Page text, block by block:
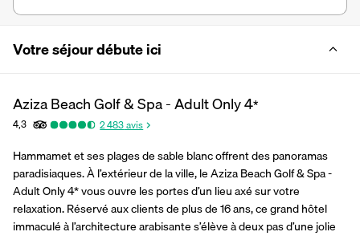
Votre séjour débute ici
Aziza Beach Golf & Spa - Adult Only4*
4,3 2 483avis
Hammamet et ses plages de sable blanc offrent des panoramas
paradisiaques. À l’extérieur de la ville, le Aziza Beach Golf & Spa -
Adult Only 4* vous ouvre les portes d’un lieu axé sur votre
relaxation. Réservé aux clients de plus de 16 ans, ce grand hôtel
immaculé à l’architecture arabisante s’élève à deux pas d’une jolie